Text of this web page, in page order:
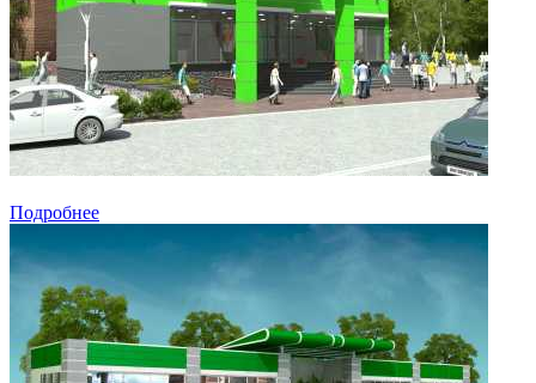
Подробнее